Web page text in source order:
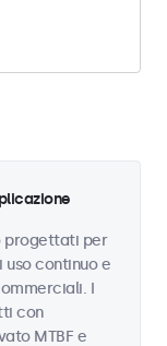
progettati per
continuo e
I
con
MTBF e